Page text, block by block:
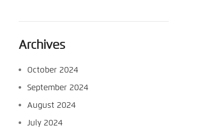
Archives
October 2024
September 2024
August 2024
July 2024